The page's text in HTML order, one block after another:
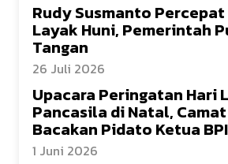
Rudy Susmanto
Layak Huni, Pemerintah
Tangan
26 Juli 2026
Upacara Peringatan Hari
Pancasila di Natal,
Bacakan Pidato Ketua
1 Juni 2026